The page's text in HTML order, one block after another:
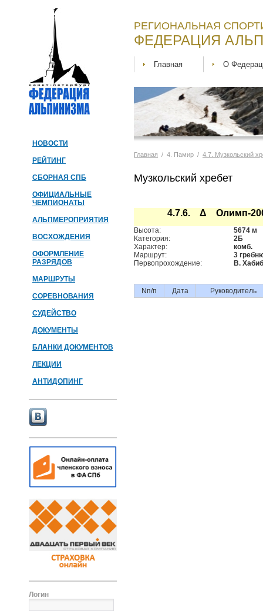
НОВОСТИ
РЕЙТИНГ
СБОРНАЯ СПБ
ОФИЦИАЛЬНЫЕ
ЧЕМПИОНАТЫ
АЛЬПМЕРОПРИЯТИЯ
ВОСХОЖДЕНИЯ
ОФОРМЛЕНИЕ
РАЗРЯДОВ
МАРШРУТЫ
СОРЕВНОВАНИЯ
СУДЕЙСТВО
ДОКУМЕНТЫ
БЛАНКИ ДОКУМЕНТОВ
ЛЕКЦИИ
АНТИДОПИНГ
Логин
РЕГИОНАЛЬНАЯ
ФЕДЕРАЦИЯ
Главная О
Главная / 4. Памир / 4.7. Музкольский
Музкольский хребет
4.7.6. Δ Олимп-
Высота:
5674 м
Категория:
2Б
Характер:
комб.
Маршрут:
3
Первопрохождение:
В.
Nп/п Дата Руководитель